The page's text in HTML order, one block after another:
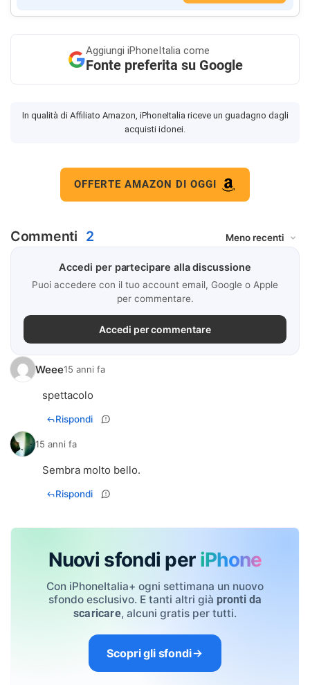
Aggiungi iPhoneItalia come
Fonte preferita su Google
In qualità di Affiliato Amazon, iPhoneItalia riceve un guadagno dagli
acquisti idonei.
OFFERTE AMAZON DI OGGI
Commenti 2
Accedi per partecipare alla discussione
Puoi accedere con il tuo account email, Google o Apple
per commentare.
Accedi per commentare
Weee15 anni fa
spettacolo
Rispondi
15 anni fa
Sembra molto bello.
Rispondi
Nuovi sfondi per iPhone
Con iPhoneItalia+ ogni settimana un nuovo
sfondo esclusivo. E tanti altri già pronti da
scaricare, alcuni gratis per tutti.
Scopri gli sfondi